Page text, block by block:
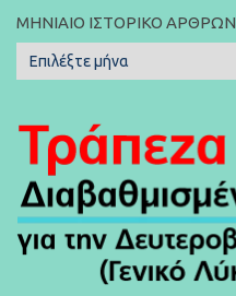
ΜΗΝΙΑΊΟ ΙΣΤΟΡΙΚΌ ΆΡΘΡΩΝ
Μηνιαίο
Ιστορικό